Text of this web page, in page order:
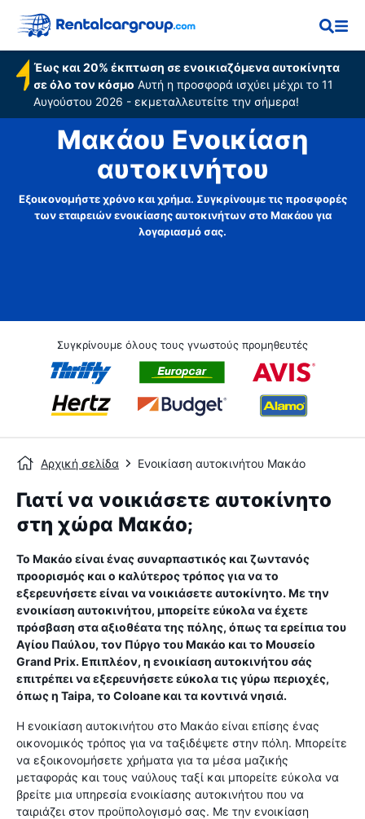
Έως και 20% έκπτωση σε ενοικιαζόμενα αυτοκίνητα
σε όλο τον κόσμο Αυτή η προσφορά ισχύει μέχρι το 11
Αυγούστου 2026 - εκμεταλλευτείτε την σήμερα!
Μακάου Ενοικίαση
αυτοκινήτου
Εξοικονομήστε χρόνο και χρήμα. Συγκρίνουμε τις προσφορές
των εταιρειών ενοικίασης αυτοκινήτων στο Μακάου για
λογαριασμό σας.
Συγκρίνουμε όλους τους γνωστούς προμηθευτές
Αρχική σελίδα Ενοικίαση αυτοκινήτου Μακάο
Γιατί να νοικιάσετε αυτοκίνητο
στη χώρα Μακάο;
Το Μακάο είναι ένας συναρπαστικός και ζωντανός
προορισμός και ο καλύτερος τρόπος για να το
εξερευνήσετε είναι να νοικιάσετε αυτοκίνητο. Με την
ενοικίαση αυτοκινήτου, μπορείτε εύκολα να έχετε
πρόσβαση στα αξιοθέατα της πόλης, όπως τα ερείπια του
Αγίου Παύλου, τον Πύργο του Μακάο και το Μουσείο
Grand Prix. Επιπλέον, η ενοικίαση αυτοκινήτου σάς
επιτρέπει να εξερευνήσετε εύκολα τις γύρω περιοχές,
όπως η Taipa, το Coloane και τα κοντινά νησιά.
Η ενοικίαση αυτοκινήτου στο Μακάο είναι επίσης ένας
οικονομικός τρόπος για να ταξιδέψετε στην πόλη. Μπορείτε
να εξοικονομήσετε χρήματα για τα μέσα μαζικής
μεταφοράς και τους ναύλους ταξί και μπορείτε εύκολα να
βρείτε μια υπηρεσία ενοικίασης αυτοκινήτου που να
ταιριάζει στον προϋπολογισμό σας. Με την ενοικίαση